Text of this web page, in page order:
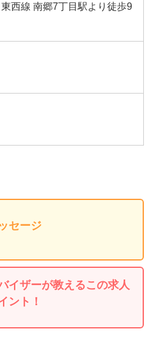
西線 南郷7丁目駅より徒歩9
セージ
イザーが教えるこの求人
ント！